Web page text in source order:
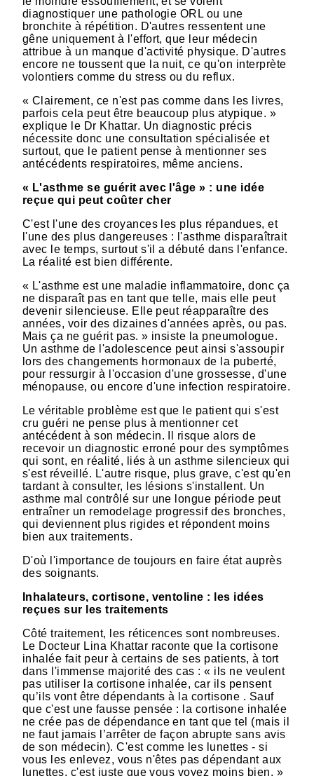
diagnostiquer une pathologie ORL ou une
bronchite à répétition. D'autres ressentent une
gêne uniquement à l'effort, que leur médecin
attribue à un manque d'activité physique. D'autres
encore ne toussent que la nuit, ce qu'on interprète
volontiers comme du stress ou du reflux.
« Clairement, ce n'est pas comme dans les livres,
parfois cela peut être beaucoup plus atypique. »
explique le Dr Khattar. Un diagnostic précis
nécessite donc une consultation spécialisée et
surtout, que le patient pense à mentionner ses
antécédents respiratoires, même anciens.
« L'asthme se guérit avec l'âge » : une idée
reçue qui peut coûter cher
C'est l'une des croyances les plus répandues, et
l'une des plus dangereuses : l'asthme disparaîtrait
avec le temps, surtout s'il a débuté dans l'enfance.
La réalité est bien différente.
« L'asthme est une maladie inflammatoire, donc ça
ne disparaît pas en tant que telle, mais elle peut
devenir silencieuse. Elle peut réapparaître des
années, voir des dizaines d'années après, ou pas.
Mais ça ne guérit pas. » insiste la pneumologue.
Un asthme de l'adolescence peut ainsi s'assoupir
lors des changements hormonaux de la puberté,
pour ressurgir à l'occasion d'une grossesse, d'une
ménopause, ou encore d'une infection respiratoire.
Le véritable problème est que le patient qui s'est
cru guéri ne pense plus à mentionner cet
antécédent à son médecin. Il risque alors de
recevoir un diagnostic erroné pour des symptômes
qui sont, en réalité, liés à un asthme silencieux qui
s'est réveillé. L'autre risque, plus grave, c'est qu'en
tardant à consulter, les lésions s'installent. Un
asthme mal contrôlé sur une longue période peut
entraîner un remodelage progressif des bronches,
qui deviennent plus rigides et répondent moins
bien aux traitements.
D'où l'importance de toujours en faire état auprès
des soignants.
Inhalateurs, cortisone, ventoline : les idées
reçues sur les traitements
Côté traitement, les réticences sont nombreuses.
Le Docteur Lina Khattar raconte que la cortisone
inhalée fait peur à certains de ses patients, à tort
dans l'immense majorité des cas : « ils ne veulent
pas utiliser la cortisone inhalée, car ils pensent
qu’ils vont être dépendants à la cortisone . Sauf
que c'est une fausse pensée : la cortisone inhalée
ne crée pas de dépendance en tant que tel (mais il
ne faut jamais l’arrêter de façon abrupte sans avis
de son médecin). C'est comme les lunettes - si
vous les enlevez, vous n'êtes pas dépendant aux
lunettes, c'est juste que vous voyez moins bien. »